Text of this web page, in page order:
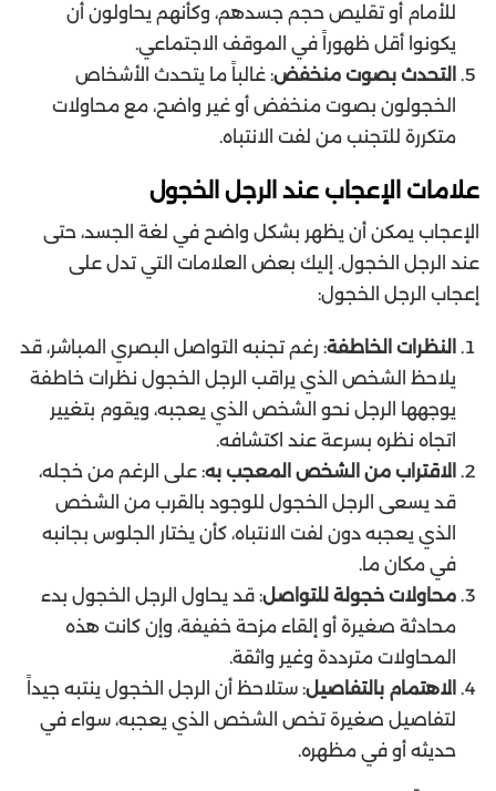
للأمام أو تقليص حجم جسدهم، وكأنهم يحاولون أن
يكونوا أقل ظهوراً في الموقف الاجتماعي.
التحدث بصوت منخفض: غالباً ما يتحدث الأشخاص
الخجولون بصوت منخفض أو غير واضح، مع محاولات
متكررة للتجنب من لفت الانتباه.
علامات الإعجاب عند الرجل الخجول
الإعجاب يمكن أن يظهر بشكل واضح في لغة الجسد، حتى
عند الرجل الخجول. إليك بعض العلامات التي تدل على
إعجاب الرجل الخجول:
النظرات الخاطفة: رغم تجنبه التواصل البصري المباشر، قد
يلاحظ الشخص الذي يراقب الرجل الخجول نظرات خاطفة
يوجهها الرجل نحو الشخص الذي يعجبه، ويقوم بتغيير
اتجاه نظره بسرعة عند اكتشافه.
الاقتراب من الشخص المعجب به: على الرغم من خجله،
قد يسعى الرجل الخجول للوجود بالقرب من الشخص
الذي يعجبه دون لفت الانتباه، كأن يختار الجلوس بجانبه
في مكان ما.
محاولات خجولة للتواصل: قد يحاول الرجل الخجول بدء
محادثة صغيرة أو إلقاء مزحة خفيفة، وإن كانت هذه
المحاولات مترددة وغير واثقة.
الاهتمام بالتفاصيل: ستلاحظ أن الرجل الخجول ينتبه جيداً
لتفاصيل صغيرة تخص الشخص الذي يعجبه، سواء في
حديثه أو في مظهره.